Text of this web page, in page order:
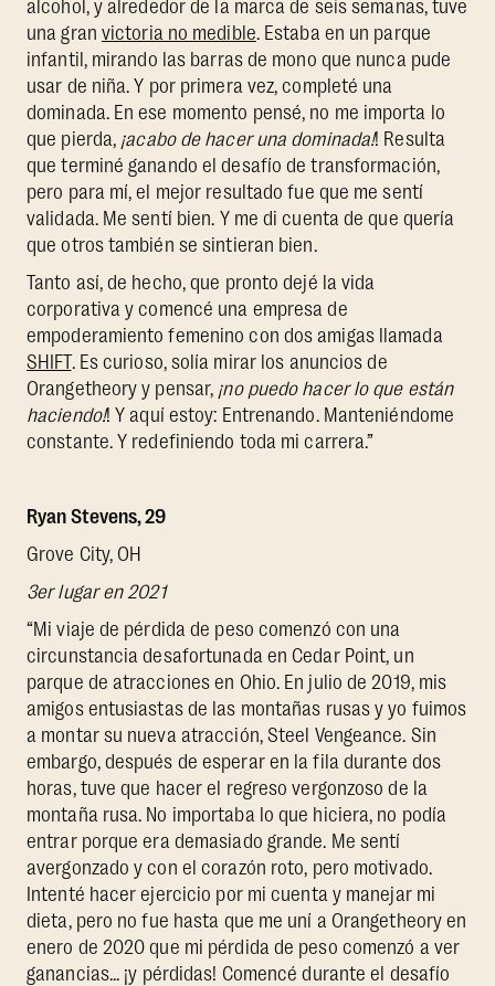
alcohol, y alrededor de la marca de seis semanas, tuve
una gran victoria no medible. Estaba en un parque
infantil, mirando las barras de mono que nunca pude
usar de niña. Y por primera vez, completé una
dominada. En ese momento pensé, no me importa lo
que pierda, ¡acabo de hacer una dominada!! Resulta
que terminé ganando el desafío de transformación,
pero para mí, el mejor resultado fue que me sentí
validada. Me sentí bien. Y me di cuenta de que quería
que otros también se sintieran bien.
Tanto así, de hecho, que pronto dejé la vida
corporativa y comencé una empresa de
empoderamiento femenino con dos amigas llamada
SHIFT. Es curioso, solía mirar los anuncios de
Orangetheory y pensar, ¡no puedo hacer lo que están
haciendo!! Y aquí estoy: Entrenando. Manteniéndome
constante. Y redefiniendo toda mi carrera.”
Ryan Stevens, 29
Grove City, OH
3er lugar en 2021
“Mi viaje de pérdida de peso comenzó con una
circunstancia desafortunada en Cedar Point, un
parque de atracciones en Ohio. En julio de 2019, mis
amigos entusiastas de las montañas rusas y yo fuimos
a montar su nueva atracción, Steel Vengeance. Sin
embargo, después de esperar en la fila durante dos
horas, tuve que hacer el regreso vergonzoso de la
montaña rusa. No importaba lo que hiciera, no podía
entrar porque era demasiado grande. Me sentí
avergonzado y con el corazón roto, pero motivado.
Intenté hacer ejercicio por mi cuenta y manejar mi
dieta, pero no fue hasta que me uní a Orangetheory en
enero de 2020 que mi pérdida de peso comenzó a ver
ganancias... ¡y pérdidas! Comencé durante el desafío